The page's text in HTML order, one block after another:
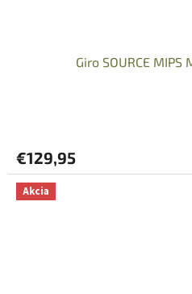
Giro SOURCE
€129,95
Akcia